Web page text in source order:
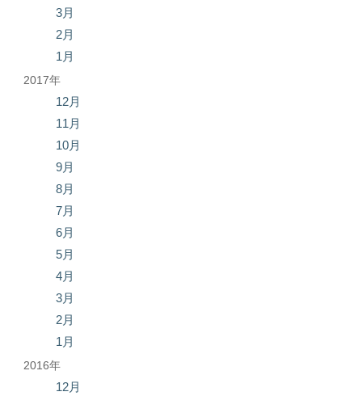
3月
2月
1月
2017年
12月
11月
10月
9月
8月
7月
6月
5月
4月
3月
2月
1月
2016年
12月